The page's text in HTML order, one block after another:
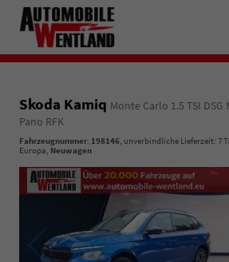
Skoda Kamiq Monte Carlo 1.5 TSI
Pano RFK
Fahrzeugnummer: 198146, unverbindliche Lieferzeit: 7
Europa, Neuwagen